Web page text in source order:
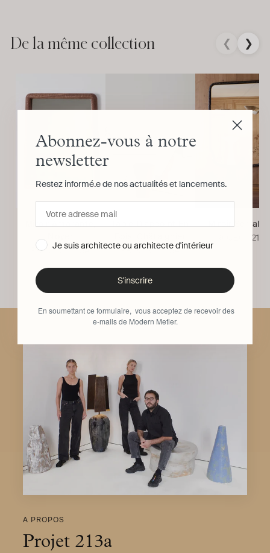
produit
à
De la même collection ❮ ❯
Miroir Amarante,
PROJECT 213A
Table D'appoint En
PROJECT 213A
Miroir
PROJECT 213A
A PROPOS
Projet 213a
Abonnez-vous à notre
newsletter
Restez informé.e de nos actualités et lancements.
Je suis architecte ou architecte d'intérieur
S'inscrire
En soumettant ce formulaire, vous acceptez de recevoir des
e-mails de Modern Metier.